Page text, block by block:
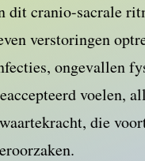
dit cranio-sacrale
verstoringen
ongevallen
voelen,
die